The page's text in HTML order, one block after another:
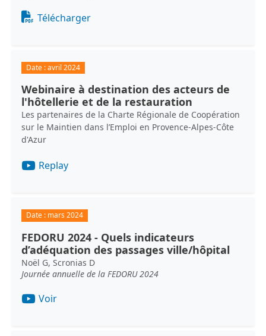
Document
Télécharger
Date :avril 2024
Webinaire à destination des acteurs de
l'hôtellerie et de la restauration
Les partenaires de la Charte Régionale de Coopération
sur le Maintien dans l’Emploi en Provence-Alpes-Côte
d'Azur
Replay
Date : mars 2024
FEDORU 2024 - Quels indicateurs
d’adéquation des passages ville/hôpital
Noël G, Scronias D
Journée annuelle de la FEDORU 2024
Voir